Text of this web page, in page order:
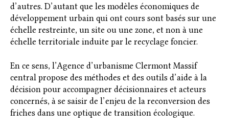
d’autres. D’autant que les modèles économiques de
développement urbain qui ont cours sont basés sur une
échelle restreinte, un site ou une zone, et non à une
échelle territoriale induite par le recyclage foncier.
En ce sens, l’Agence d’urbanisme Clermont Massif
central propose des méthodes et des outils d’aide à la
décision pour accompagner décisionnaires et acteurs
concernés, à se saisir de l’enjeu de la reconversion des
friches dans une optique de transition écologique.